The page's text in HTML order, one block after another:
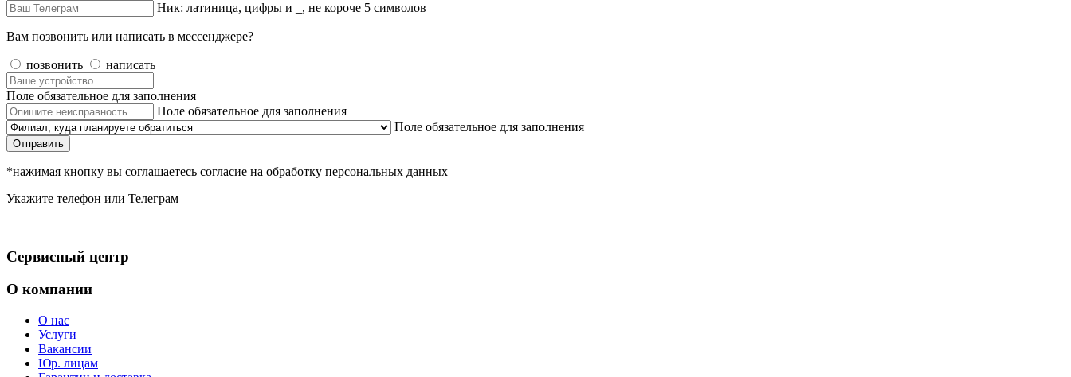
Ник: латиница, цифры и _, не короче 5 символов
Вам позвонить или написать в мессенджере?
позвонить написать
Поле обязательное для заполнения
Поле обязательное для заполнения
Поле обязательное для заполнения
Отправить
*нажимая кнопку вы соглашаетесь согласие на обработку персональных данных
Укажите телефон или Телеграм
Сервисный центр
О компании
О нас
Услуги
Вакансии
Юр. лицам